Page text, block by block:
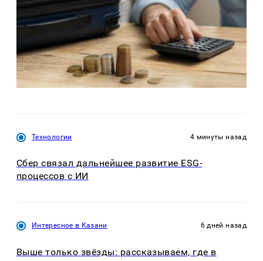
Технологии 4 минуты назад
Сбер связал дальнейшее развитие ESG-
процессов с ИИ
Интересное в Казани 6 дней назад
Выше только звёзды: рассказываем, где в